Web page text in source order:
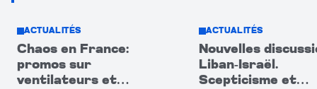
ACTUALITÉS
Chaos en France:
promos sur
ventilateurs et
ACTUALITÉS
Nouvelles
Liban-Israël.
Scepticisme et